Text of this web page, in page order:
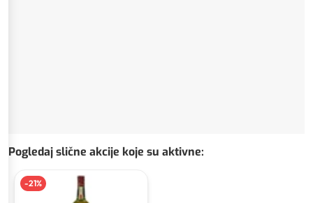
Pogledaj slične akcije koje su aktivne:
-21%